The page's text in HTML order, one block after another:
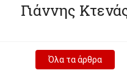
Γιάννης
Όλα τα άρθρα